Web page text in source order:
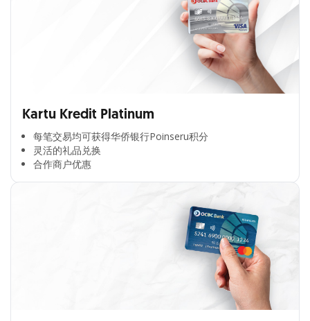
Kartu Kredit Platinum
每笔交易均可获得华侨银行Poinseru积分​
灵活的礼品兑换​
合作商户优惠​